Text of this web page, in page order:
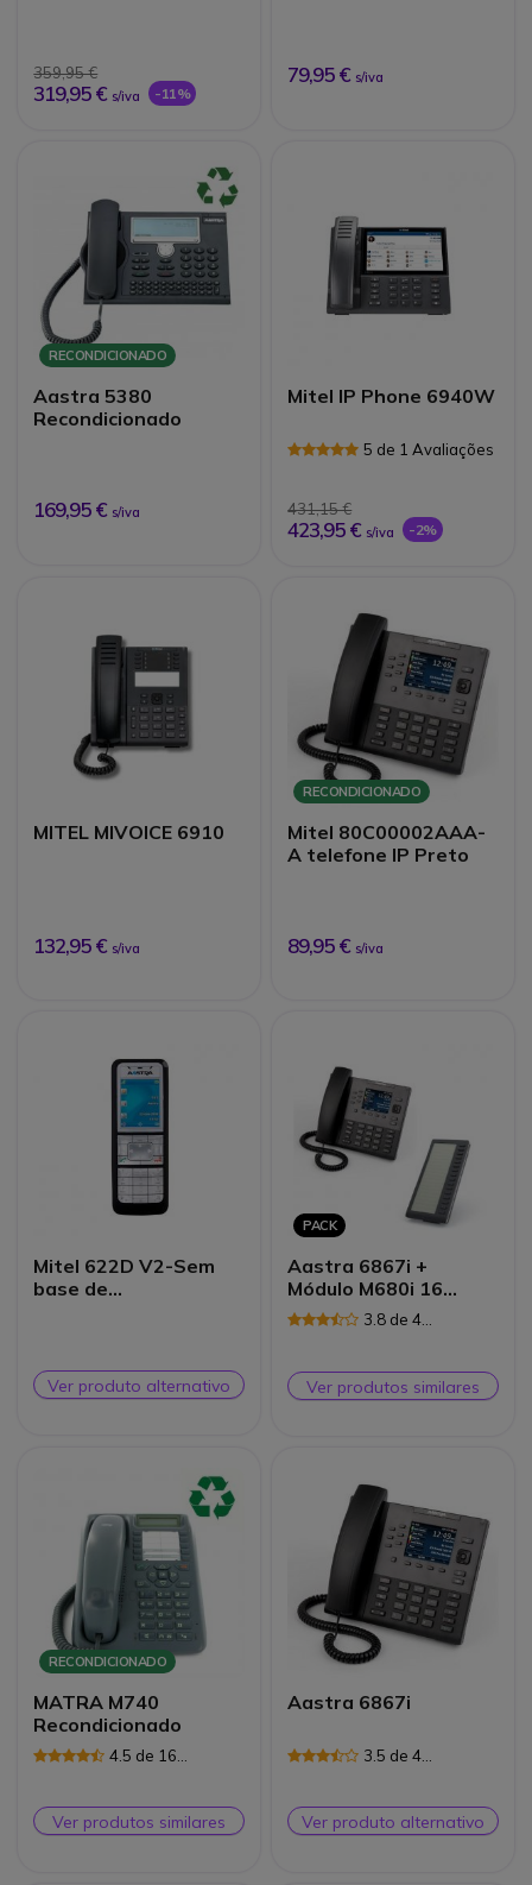
359,95 €
319,95 € s/iva -11%
79,95 € s/iva
RECONDICIONADO
Aastra 5380
Recondicionado
169,95 € s/iva
Mitel IP Phone 6940W
5 de 1 Avaliações
431,15 €
423,95 € s/iva -2%
MITEL MIVOICE 6910
132,95 € s/iva
RECONDICIONADO
Mitel 80C00002AAA-
A telefone IP Preto
89,95 € s/iva
Mitel 622D V2-Sem
base de
Ver produto alternativo
PACK
Aastra 6867i +
Módulo M680i 16
teclas adicionais
3.8 de 4
Ver produtos similares
RECONDICIONADO
MATRA M740
Recondicionado
4.5 de 16
Ver produtos similares
Aastra 6867i
3.5 de 4
Ver produto alternativo